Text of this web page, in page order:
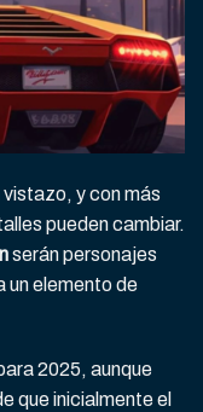
y con más
pueden cambiar.
serán personajes
un elemento de
2025, aunque
que inicialmente el